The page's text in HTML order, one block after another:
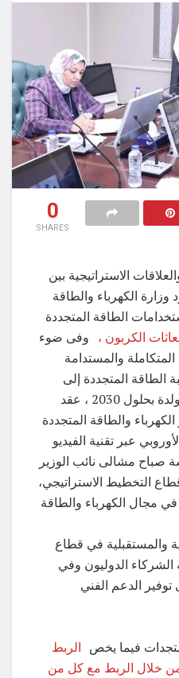
0
SHARES
الاستراتيجية بين
وزارة الكهرباء والطاقة
الطاقة المتجددة
الكربون ، وفى ضوء
المتكاملة والمستدامة
الطاقة المتجددة إلى
42% من إجمالي الطاقة المولدة بحلول 2030 ، عقد
والطاقة المتجددة
عبر تقنية الفيديو
صباح مشالى نائب الوزير
التخطيط الاستراتيجي،
مجال الكهرباء والطاقة
والمستقبلية في قطاع
الشركاء الدوليون وفي
توفير الدعم الفني
فيما يخص الربط
من خلال الربط مع كل من